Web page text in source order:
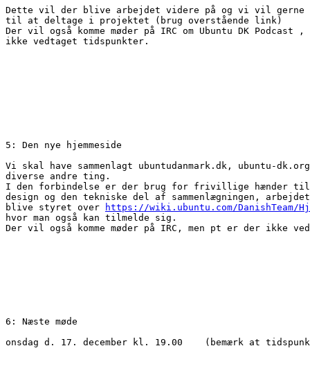
Dette vil der blive arbejdet videre på og vi vil gerne
til at deltage i projektet (brug overstående link)
Der vil også komme møder på IRC om Ubuntu DK Podcast
ikke vedtaget tidspunkter.
5: Den nye hjemmeside
Vi skal have sammenlagt ubuntudanmark.dk, ubuntu-
diverse andre ting.
I den forbindelse er der brug for frivillige hænder til
design og den tekniske del af sammenlægningen,
blive styret over
https://wiki.ubuntu.com/DanishTeam/
hvor man også kan tilmelde sig.
Der vil også komme møder på IRC, men pt er der ikke
6: Næste møde
onsdag d. 17. december kl. 19.00    (bemærk at